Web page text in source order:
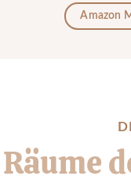
Amazon
Räume